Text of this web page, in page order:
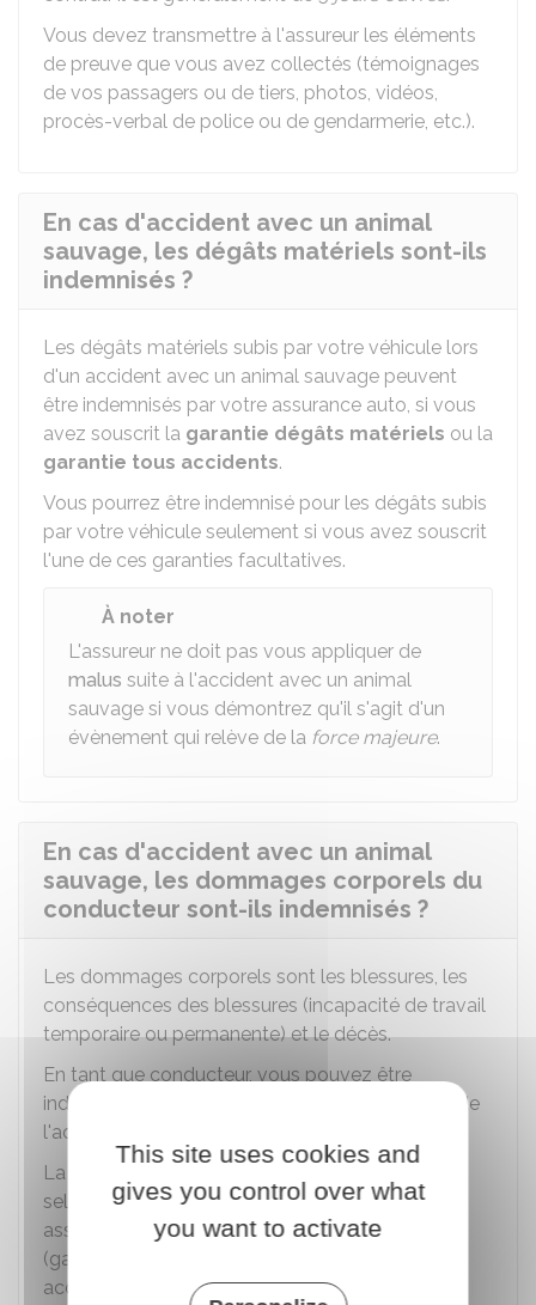
Vous devez transmettre à l'assureur les éléments
de preuve que vous avez collectés (témoignages
de vos passagers ou de tiers, photos, vidéos,
procès-verbal de police ou de gendarmerie, etc.).
En cas d'accident avec un animal
sauvage, les dégâts matériels sont-ils
indemnisés ?
Les dégâts matériels subis par votre véhicule lors
d'un accident avec un animal sauvage peuvent
être indemnisés par votre assurance auto, si vous
avez souscrit la garantie dégâts matériels ou la
garantie tous accidents.
Vous pourrez être indemnisé pour les dégâts subis
par votre véhicule seulement si vous avez souscrit
l'une de ces garanties facultatives.
À noter
L'assureur ne doit pas vous appliquer de
malus suite à l'accident avec un animal
sauvage si vous démontrez qu'il s'agit d'un
évènement qui relève de la force majeure.
En cas d'accident avec un animal
sauvage, les dommages corporels du
conducteur sont-ils indemnisés ?
Les dommages corporels sont les blessures, les
conséquences des blessures (incapacité de travail
temporaire ou permanente) et le décès.
En tant que conducteur, vous pouvez être
indemnisé pour les dommages corporels issus de
l'accident avec un animal sauvage.
La prise en charge de votre indemnisation varie
selon que vous avez souscrit ou non une
assurance qui couvre vos préjudices corporels
(garantie dommage conducteur ou individuelle
accidents).
This site uses cookies and
gives you control over what
you want to activate